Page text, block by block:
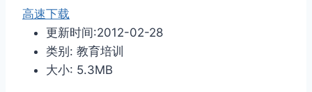
高速下载
更新时间:2012-02-28
类别: 教育培训
大小: 5.3MB